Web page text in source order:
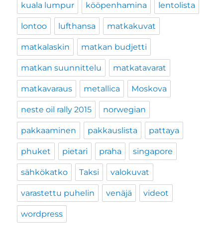
kuala lumpur kööpenhamina lentolista
lontoo lufthansa matkakuvat
matkalaskin matkan budjetti
matkan suunnittelu matkatavarat
matkavaraus metallica Moskova
neste oil rally 2015 norwegian
pakkaaminen pakkauslista pattaya
phuket pietari praha singapore
sähkökatko Taksi valokuvat
varastettu puhelin venäjä videot
wordpress